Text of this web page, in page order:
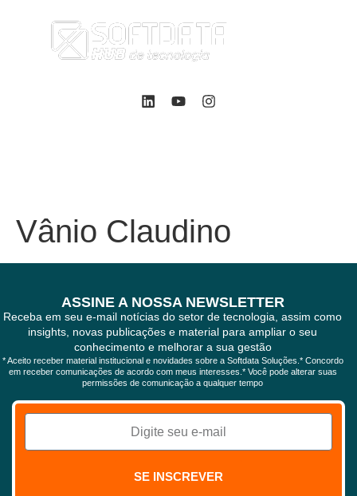
Vânio Claudino
ASSINE A NOSSA NEWSLETTER
Receba em seu e-mail notícias do setor de tecnologia, assim como
insights, novas publicações e material para ampliar o seu
conhecimento e melhorar a sua gestão
* Aceito receber material institucional e novidades sobre a Softdata Soluções.* Concordo
em receber comunicações de acordo com meus interesses.* Você pode alterar suas
permissões de comunicação a qualquer tempo
SE INSCREVER